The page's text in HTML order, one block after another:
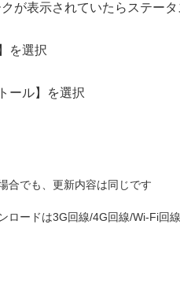
が表示されていたらステー
を選択
ール】を選択
合でも、更新内容は同じです
ロードは3G回線/4G回線/Wi-Fi回